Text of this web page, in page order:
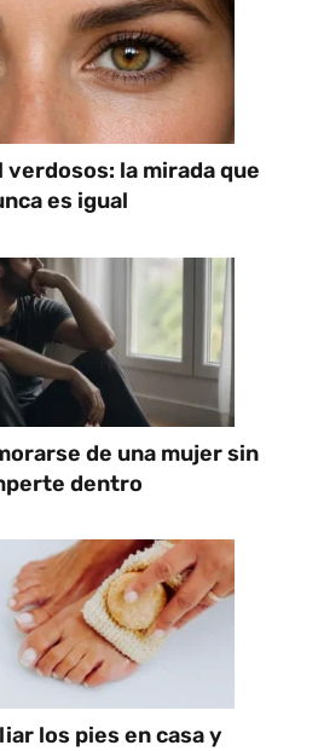
verdosos: la mirada que
es igual
de una mujer sin
dentro
los pies en casa y